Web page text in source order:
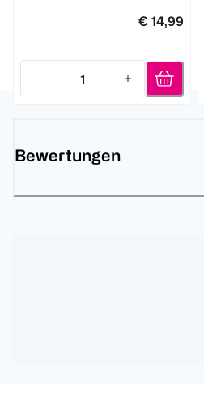
€ 14,99
1
Quantity: 1
Bewertungen